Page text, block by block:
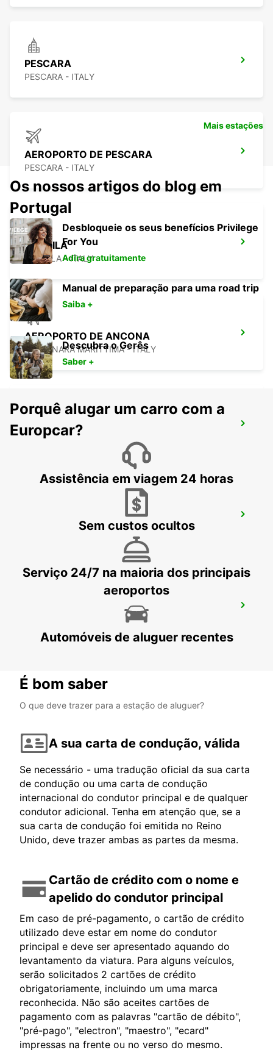
PESCARA
PESCARA - ITALY
AEROPORTO DE PESCARA
PESCARA - ITALY
L'AQUILA
L'AQUILA - ITALY
AEROPORTO DE ANCONA
FALCONARA MARITTIMA - ITALY
AEROPORTO DE PERUGIA
PERUGIA - ITALY
VASTO - ITALY
Mais estações
Os nossos artigos do blog em
Portugal
Desbloqueie os seus benefícios Privilege
For You
Adira gratuitamente
Manual de preparação para uma road trip
Saiba +
Descubra o Gerês
Saber +
Porquê alugar um carro com a
Europcar?
Assistência em viagem 24 horas
Sem custos ocultos
Serviço 24/7 na maioria dos principais
aeroportos
Automóveis de aluguer recentes
É bom saber
O que deve trazer para a estação de aluguer?
A sua carta de condução, válida
Se necessário - uma tradução oficial da sua carta
de condução ou uma carta de condução
internacional do condutor principal e de qualquer
condutor adicional. Tenha em atenção que, se a
sua carta de condução foi emitida no Reino
Unido, deve trazer ambas as partes da mesma.
Cartão de crédito com o nome e
apelido do condutor principal
Em caso de pré-pagamento, o cartão de crédito
utilizado deve estar em nome do condutor
principal e deve ser apresentado aquando do
levantamento da viatura. Para alguns veículos,
serão solicitados 2 cartões de crédito
obrigatoriamente, incluindo um uma marca
reconhecida. Não são aceites cartões de
pagamento com as palavras "cartão de débito",
"pré-pago", "electron", "maestro", "ecard"
impressas na frente ou no verso do mesmo.